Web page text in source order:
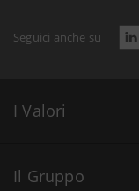
Seguici anche su
I Valori
Il Gruppo